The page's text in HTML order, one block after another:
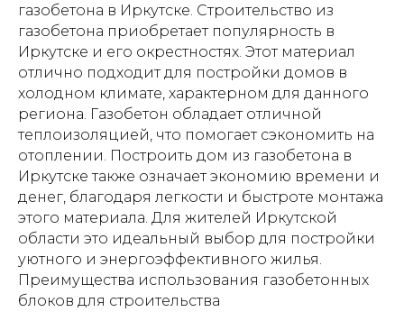
газобетона в Иркутске. Строительство из
газобетона приобретает популярность в
Иркутске и его окрестностях. Этот материал
отлично подходит для постройки домов в
холодном климате, характерном для данного
региона. Газобетон обладает отличной
теплоизоляцией, что помогает сэкономить на
отоплении. Построить дом из газобетона в
Иркутске также означает экономию времени и
денег, благодаря легкости и быстроте монтажа
этого материала. Для жителей Иркутской
области это идеальный выбор для постройки
уютного и энергоэффективного жилья.
Преимущества использования газобетонных
блоков для строительства